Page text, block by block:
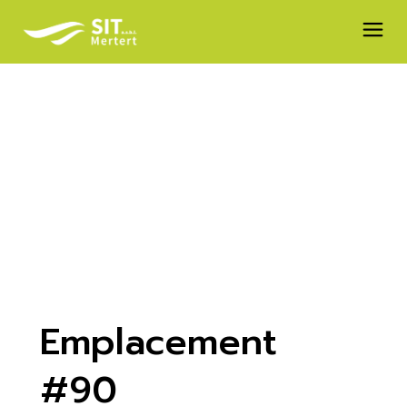
content
Emplacement
#90